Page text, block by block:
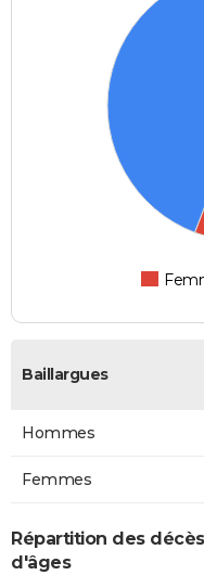
Baillargues
Hommes
Femmes
Répartition des
d'âges